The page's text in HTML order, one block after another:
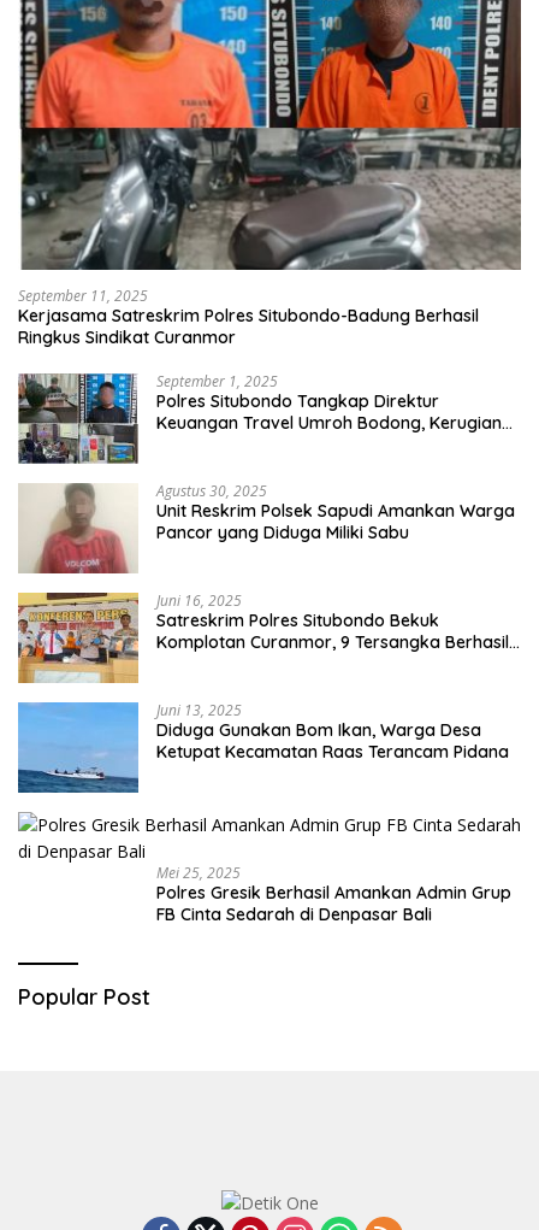
September 11, 2025
Kerjasama Satreskrim Polres Situbondo-Badung Berhasil
Ringkus Sindikat Curanmor
September 1, 2025
Polres Situbondo Tangkap Direktur
Keuangan Travel Umroh Bodong, Kerugian
Agustus 30, 2025
Unit Reskrim Polsek Sapudi Amankan Warga
Pancor yang Diduga Miliki Sabu
Juni 16, 2025
Satreskrim Polres Situbondo Bekuk
Komplotan Curanmor, 9 Tersangka Berhasil
Juni 13, 2025
Diduga Gunakan Bom Ikan, Warga Desa
Ketupat Kecamatan Raas Terancam Pidana
Mei 25, 2025
Polres Gresik Berhasil Amankan Admin Grup
FB Cinta Sedarah di Denpasar Bali
Popular Post